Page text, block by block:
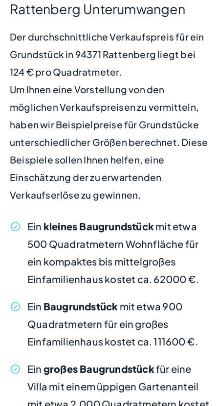
Rattenberg Unterumwangen
Der durchschnittliche Verkaufspreis für ein
Grundstück in 94371 Rattenberg liegt bei
124 € pro Quadratmeter.
Um Ihnen eine Vorstellung von den
möglichen Verkaufspreisen zu vermitteln,
haben wir Beispielpreise für Grundstücke
unterschiedlicher Größen berechnet. Diese
Beispiele sollen Ihnen helfen, eine
Einschätzung der zu erwartenden
Verkaufserlöse zu gewinnen.
Ein kleines Baugrundstückmit etwa
500 Quadratmetern Wohnfläche für
ein kompaktes bis mittelgroßes
Einfamilienhaus kostet ca. 62000 €.
Ein Baugrundstück mit etwa 900
Quadratmetern für ein großes
Einfamilienhaus kostet ca. 111600 €.
Ein großes Baugrundstückfür eine
Villa mit einem üppigen Gartenanteil
mit etwa 2.000 Quadratmetern kostet